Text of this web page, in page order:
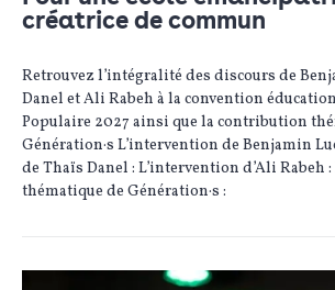
créatrice de commun
Retrouvez l’intégralité des discours de
Danel et Ali Rabeh à la convention
Populaire 2027 ainsi que la contribution
Génération·s L’intervention de Benjamin
de Thaïs Danel : L’intervention d’Ali Rabeh
thématique de Génération·s :